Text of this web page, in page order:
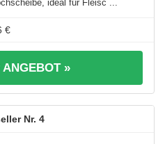
ideal für Fleisc ...
€
ANGEBOT »
4